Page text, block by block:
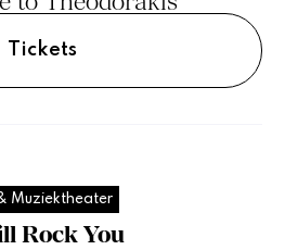
Tickets
Rock You
Muziektheater